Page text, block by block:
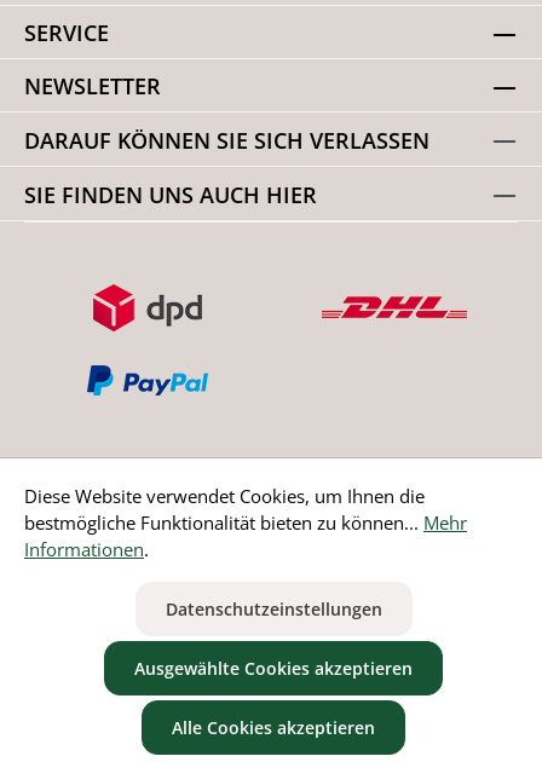
SERVICE
NEWSLETTER
DARAUF KÖNNEN SIE SICH VERLASSEN
SIE FINDEN UNS AUCH HIER
Bestellung widerrufen
ausgenommen Nicht EU-Länder
Diese Website verwendet Cookies, um Ihnen die
bestmögliche Funktionalität bieten zu können... Mehr
Informationen.
Datenschutzeinstellungen
Ausgewählte Cookies akzeptieren
Alle Cookies akzeptieren